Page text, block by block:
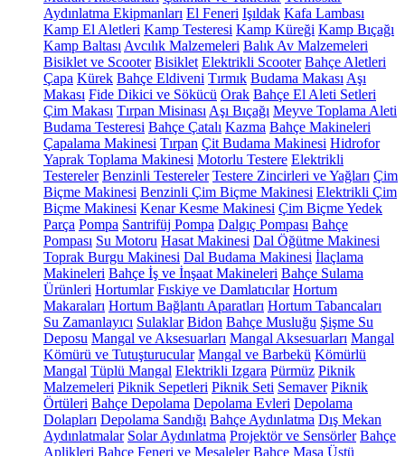
Aydınlatma Ekipmanları El Feneri Işıldak Kafa Lambası
Kamp El Aletleri Kamp Testeresi Kamp Küreği Kamp Bıçağı
Kamp Baltası Avcılık Malzemeleri Balık Av Malzemeleri
Bisiklet ve Scooter Bisiklet Elektrikli Scooter Bahçe Aletleri
Çapa Kürek Bahçe Eldiveni Tırmık Budama Makası Aşı
Makası Fide Dikici ve Sökücü Orak Bahçe El Aleti Setleri
Çim Makası Tırpan Misinası Aşı Bıçağı Meyve Toplama Aleti
Budama Testeresi Bahçe Çatalı Kazma Bahçe Makineleri
Çapalama Makinesi Tırpan Çit Budama Makinesi Hidrofor
Yaprak Toplama Makinesi Motorlu Testere Elektrikli
Testereler Benzinli Testereler Testere Zincirleri ve Yağları Çim
Biçme Makinesi Benzinli Çim Biçme Makinesi Elektrikli Çim
Biçme Makinesi Kenar Kesme Makinesi Çim Biçme Yedek
Parça Pompa Santrifüj Pompa Dalgıç Pompası Bahçe
Pompası Su Motoru Hasat Makinesi Dal Öğütme Makinesi
Toprak Burgu Makinesi Dal Budama Makinesi İlaçlama
Makineleri Bahçe İş ve İnşaat Makineleri Bahçe Sulama
Ürünleri Hortumlar Fıskiye ve Damlatıcılar Hortum
Makaraları Hortum Bağlantı Aparatları Hortum Tabancaları
Su Zamanlayıcı Sulaklar Bidon Bahçe Musluğu Şişme Su
Deposu Mangal ve Aksesuarları Mangal Aksesuarları Mangal
Kömürü ve Tutuşturucular Mangal ve Barbekü Kömürlü
Mangal Tüplü Mangal Elektrikli Izgara Pürmüz Piknik
Malzemeleri Piknik Sepetleri Piknik Seti Semaver Piknik
Örtüleri Bahçe Depolama Depolama Evleri Depolama
Dolapları Depolama Sandığı Bahçe Aydınlatma Dış Mekan
Aydınlatmalar Solar Aydınlatma Projektör ve Sensörler Bahçe
Aplikleri Bahçe Feneri ve Meşaleler Bahçe Masa Üstü